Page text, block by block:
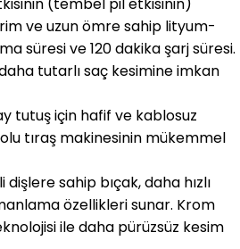
ve uzun ömre sahip lityum-
süresi ve 120 dakika şarj süresi.
tutarlı saç kesimine imkan
tutuş için hafif ve kablosuz
tıraş makinesinin mükemmel
dişlere sahip bıçak, daha hızlı
özellikleri sunar. Krom
ile daha pürüzsüz kesim